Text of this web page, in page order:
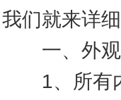
我们就来详
一、外观
1、所有内